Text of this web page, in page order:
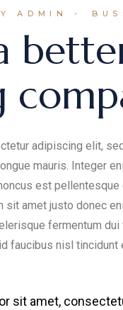
ADMIN
adipiscing elit,
mauris. Integer
est
sit amet justo donec
fermentum
faucibus nisl
sit amet,